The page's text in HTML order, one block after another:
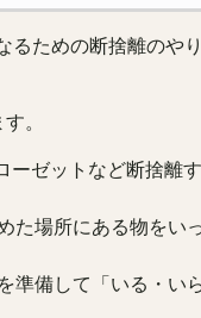
るための断捨離のや
。
ーゼットなど断捨離
た場所にある物をい
準備して「いる・い